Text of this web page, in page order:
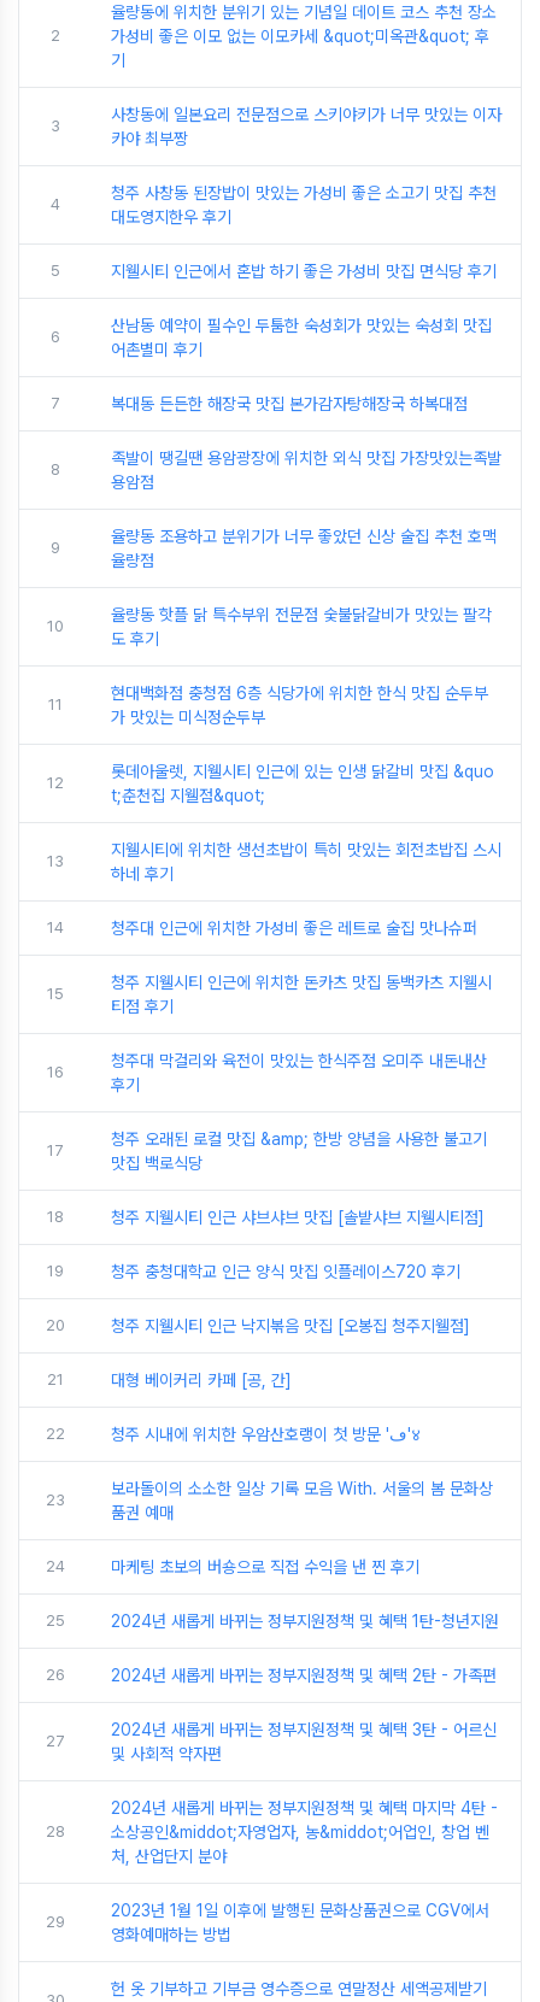
2
율량동에 위치한 분위기 있는 기념일 데이트 코스 추천 장소
가성비 좋은 이모 없는 이모카세 &quot;미옥관&quot; 후
기
3
사창동에 일본요리 전문점으로 스키야키가 너무 맛있는 이자
카야 최부짱
4
청주 사창동 된장밥이 맛있는 가성비 좋은 소고기 맛집 추천
대도영지한우 후기
5 지웰시티 인근에서 혼밥 하기 좋은 가성비 맛집 면식당 후기
6
산남동 예약이 필수인 두툼한 숙성회가 맛있는 숙성회 맛집
어촌별미 후기
7 복대동 든든한 해장국 맛집 본가감자탕해장국 하복대점
8
족발이 땡길땐 용암광장에 위치한 외식 맛집 가장맛있는족발
용암점
9
율량동 조용하고 분위기가 너무 좋았던 신상 술집 추천 호맥
율량점
10
율량동 핫플 닭 특수부위 전문점 숯불닭갈비가 맛있는 팔각
도 후기
11
현대백화점 충청점 6층 식당가에 위치한 한식 맛집 순두부
가 맛있는 미식정순두부
12
롯데아울렛, 지웰시티 인근에 있는 인생 닭갈비 맛집 &quo
t;춘천집 지웰점&quot;
13
지웰시티에 위치한 생선초밥이 특히 맛있는 회전초밥집 스시
하네 후기
14 청주대 인근에 위치한 가성비 좋은 레트로 술집 맛나슈퍼
15
청주 지웰시티 인근에 위치한 돈카츠 맛집 동백카츠 지웰시
티점 후기
16
청주대 막걸리와 육전이 맛있는 한식주점 오미주 내돈내산
후기
17
청주 오래된 로컬 맛집 &amp; 한방 양념을 사용한 불고기
맛집 백로식당
18 청주 지웰시티 인근 샤브샤브 맛집 [솔밭샤브 지웰시티점]
19 청주 충청대학교 인근 양식 맛집 잇플레이스720 후기
20 청주 지웰시티 인근 낙지볶음 맛집 [오봉집 청주지웰점]
21 대형 베이커리 카페 [공, 간]
22 청주 시내에 위치한 우암산호랭이 첫 방문 'ڡ'४
23
보라돌이의 소소한 일상 기록 모음 With. 서울의 봄 문화상
품권 예매
24 마케팅 초보의 버숑으로 직접 수익을 낸 찐 후기
25 2024년 새롭게 바뀌는 정부지원정책 및 혜택 1탄-청년지원
26 2024년 새롭게 바뀌는 정부지원정책 및 혜택 2탄 - 가족편
27
2024년 새롭게 바뀌는 정부지원정책 및 혜택 3탄 - 어르신
및 사회적 약자편
28
2024년 새롭게 바뀌는 정부지원정책 및 혜택 마지막 4탄 -
소상공인&middot;자영업자, 농&middot;어업인, 창업 벤
처, 산업단지 분야
29
2023년 1월 1일 이후에 발행된 문화상품권으로 CGV에서
영화예매하는 방법
헌 옷 기부하고 기부금 영수증으로 연말정산 세액공제받기